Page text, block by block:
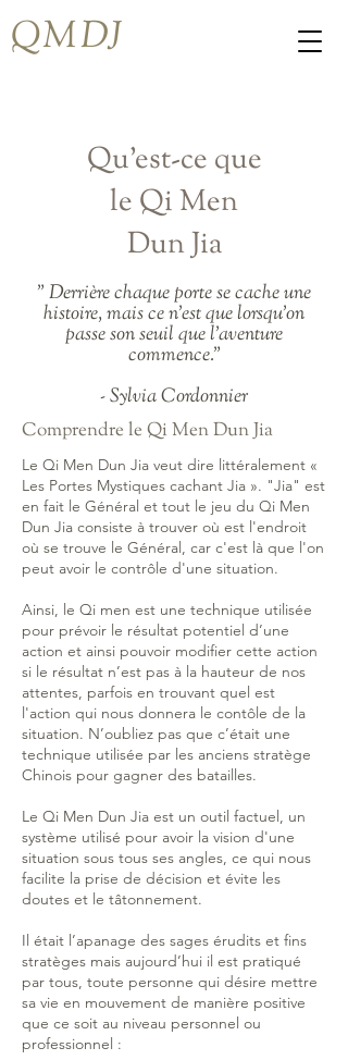
QMDJ
Qu'est-ce que
le Qi Men
Dun Jia
" Derrière chaque porte se cache une
histoire, mais ce n'est que lorsqu'on
passe son seuil que l'aventure
commence."
- Sylvia Cordonnier
Comprendre le Qi Men Dun Jia
Le Qi Men Dun Jia veut dire littéralement «
Les Portes Mystiques cachant Jia ». "Jia" est
en fait le Général et tout le jeu du Qi Men
Dun Jia consiste à trouver où est l'endroit
où se trouve le Général, car c'est là que l'on
peut avoir le contrôle d'une situation.
Ainsi, le Qi men est une technique utilisée
pour prévoir le résultat potentiel d’une
action et ainsi pouvoir modifier cette action
si le résultat n’est pas à la hauteur de nos
attentes, parfois en trouvant quel est
l'action qui nous donnera le contôle de la
situation. N’oubliez pas que c’était une
technique utilisée par les anciens stratège
Chinois pour gagner des batailles.
Le Qi Men Dun Jia est un outil factuel, un
système utilisé pour avoir la vision d'une
situation sous tous ses angles, ce qui nous
facilite la prise de décision et évite les
doutes et le tâtonnement.
Il était l’apanage des sages érudits et fins
stratèges mais aujourd’hui il est pratiqué
par tous, toute personne qui désire mettre
sa vie en mouvement de manière positive
que ce soit au niveau personnel ou
professionnel :